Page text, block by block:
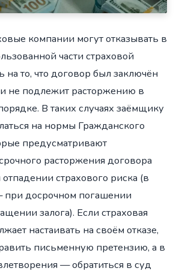
компании могут отказывать в
части страховой
на то, что договор был заключён
не подлежит расторжению в
В таких случаях заёмщику
на нормы Гражданского
предусматривают
расторжения договора
страхового риска (в
при досрочном погашении
залога). Если страховая
настаивать на своём отказе,
письменную претензию, а в
— обратиться в суд